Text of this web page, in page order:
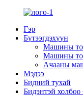
Гэр
Бүтээгдэхүүн
Машины
Машины
Ачааны
Мэдээ
Бидний тухай
Бидэнтэй холбоо